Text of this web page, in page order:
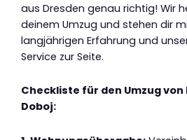
aus Dresden genau richtig! Wir
deinem Umzug und stehen dir
langjährigen Erfahrung und
Service zur Seite.
Checkliste für den Umzug von
Doboj: